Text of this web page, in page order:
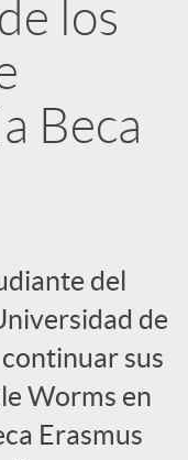
los
Beca
del
de
sus
Worms en
Erasmus